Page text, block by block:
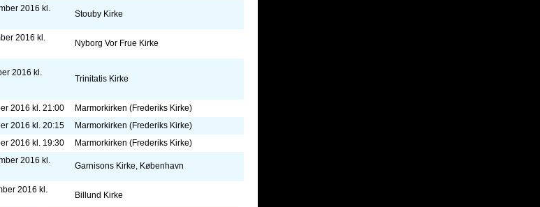
2016 kl.
Stouby Kirke
2016 kl.
Nyborg Vor Frue Kirke
2016 kl.
Trinitatis Kirke
2016 kl. 21:00
Marmorkirken (Frederiks Kirke)
2016 kl. 20:15
Marmorkirken (Frederiks Kirke)
2016 kl. 19:30
Marmorkirken (Frederiks Kirke)
2016 kl.
Garnisons Kirke, København
2016 kl.
Billund Kirke